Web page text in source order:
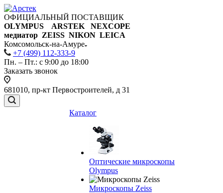
ОФИЦИАЛЬНЫЙ ПОСТАВЩИК
OLYMPUS ARSTEK NEXCOPE
медиатор ZEISS NIKON LEICA
Комсомольск-на-Амуре
+7 (499) 112-333-9
Пн. – Пт.: с 9:00 до 18:00
Заказать звонок
681010, пр-кт Первостроителей, д 31
Каталог
Оптические микроскопы
Olympus
Микроскопы Zeiss